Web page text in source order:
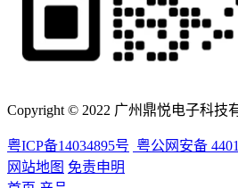
Copyright © 2022 广州鼎悦电子科技
粤ICP备14034895号 粤公网安备
网站地图 免责申明